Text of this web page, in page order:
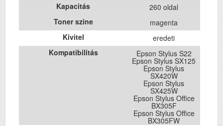
Kapacitás
260 oldal
Toner szine
magenta
Kivitel
eredeti
Kompatibilitás
Epson Stylus S22
Epson Stylus SX125
Epson Stylus
SX420W
Epson Stylus
SX425W
Epson Stylus Office
BX305F
Epson Stylus Office
BX305FW